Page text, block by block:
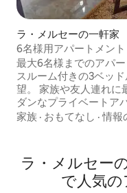
ラ・メルセーの一軒家
6名様用アパートメント
ェ体験
最大6名様までのアパ
スルーム付きの3ベッ
望。 家族や友人連れに最適な、広くてモ
ダンなプライベートア
滞在をお楽しみくださ
イニングルーム - テレ
ッチン - 洗濯室 - Wi-Fi
屋外駐車場。 ご希望に応じて、事前の調
家族 · おもてなし ·情報
ラ・メルセー
で人気